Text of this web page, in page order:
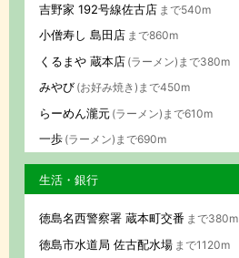
吉野家 192号線佐古店 まで540m
小僧寿し 島田店 まで860m
くるまや 蔵本店 (ラーメン)まで380m
みやび (お好み焼き)まで450m
らーめん瀧元 (ラーメン)まで610m
一歩 (ラーメン)まで690m
生活・銀行
徳島名西警察署 蔵本町交番 まで380m
徳島市水道局 佐古配水場 まで1120m